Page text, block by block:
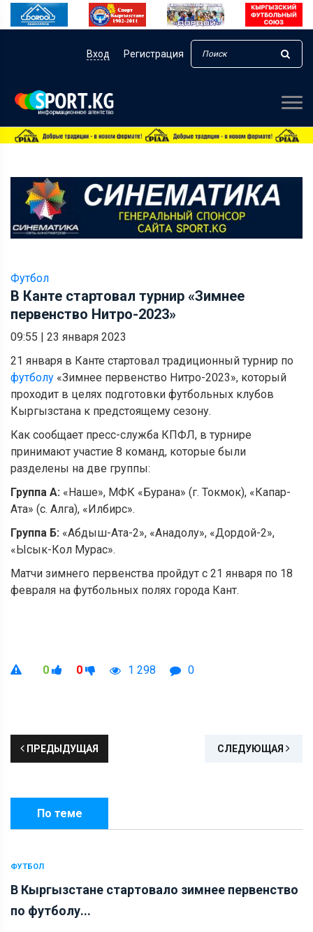
Вход Регистрация
Футбол
В Канте стартовал турнир «Зимнее
первенство Нитро-2023»
09:55 | 23 января 2023
21 января в Канте стартовал традиционный турнир по
футболу «Зимнее первенство Нитро-2023», который
проходит в целях подготовки футбольных клубов
Кыргызстана к предстоящему сезону.
Как сообщает пресс-служба КПФЛ, в турнире
принимают участие 8 команд, которые были
разделены на две группы:
Группа А: «Наше», МФК «Бурана» (г. Токмок), «Капар-
Ата» (с. Алга), «Илбирс».
Группа Б: «Абдыш-Ата-2», «Анадолу», «Дордой-2»,
«Ысык-Кол Мурас».
Матчи зимнего первенства пройдут с 21 января по 18
февраля на футбольных полях города Кант.
0 0 1 298 0
ПРЕДЫДУЩАЯ СЛЕДУЮЩАЯ
По теме
ФУТБОЛ
В Кыргызстане стартовало зимнее первенство
по футболу...